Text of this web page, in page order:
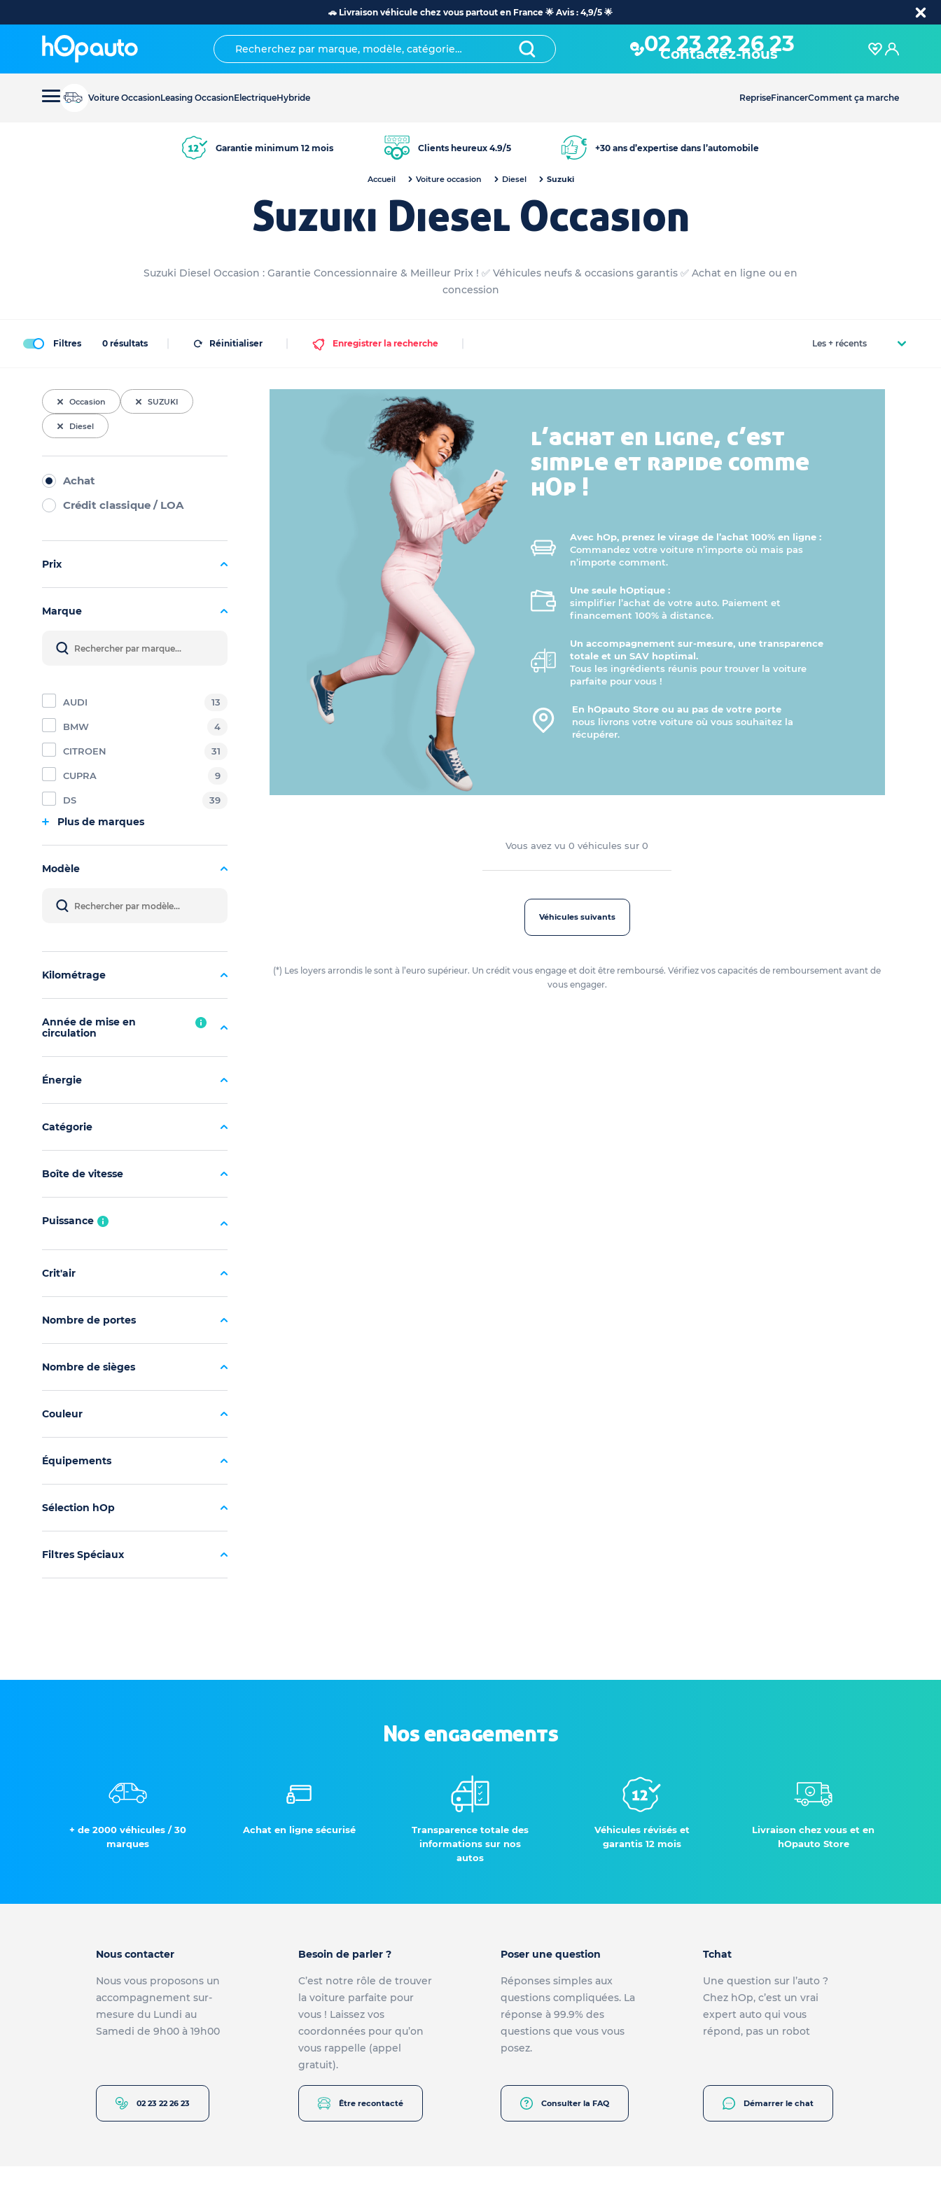
🚗 Livraison véhicule chez vous partout en France 🌟 Avis : 4,9/5 🌟
02 23 22 26 23
Contactez-nous
Voiture OccasionLeasing OccasionElectriqueHybride RepriseFinancerComment ça marche
Garantie minimum 12 mois Clients heureux 4.9/5 +30 ans d’expertise dans l’automobile
Accueil Voiture occasion Diesel Suzuki
Suzuki Diesel Occasion
Suzuki Diesel Occasion : Garantie Concessionnaire & Meilleur Prix ! ✅ Véhicules neufs & occasions garantis ✅ Achat en ligne ou en
concession
Filtres 0 résultats Réinitialiser Enregistrer la recherche
Occasion SUZUKI
Diesel
Achat
Crédit classique / LOA
Prix
Marque
AUDI 13
BMW 4
CITROEN 31
CUPRA 9
DS 39
Plus de marques
Modèle
Kilométrage
Année de mise en
circulation
Énergie
Catégorie
Boîte de vitesse
Puissance
Crit'air
Nombre de portes
Nombre de sièges
Couleur
Équipements
Sélection hOp
Filtres Spéciaux
l’achat en ligne, c’est
simple et rapide comme
hOp !
Avec hOp, prenez le virage de l’achat 100% en ligne :
Commandez votre voiture n’importe où mais pas
n’importe comment.
Une seule hOptique :
simplifier l’achat de votre auto. Paiement et
financement 100% à distance.
Un accompagnement sur-mesure, une transparence
totale et un SAV hoptimal.
Tous les ingrédients réunis pour trouver la voiture
parfaite pour vous !
En hOpauto Store ou au pas de votre porte
nous livrons votre voiture où vous souhaitez la
récupérer.
Vous avez vu 0véhicules sur0
Véhicules suivants
(*) Les loyers arrondis le sont à l’euro supérieur. Un crédit vous engage et doit être remboursé. Vérifiez vos capacités de remboursement avant de
vous engager.
Nos engagements
+ de 2000 véhicules / 30
marques
Achat en ligne sécurisé
Transparence totale des
informations sur nos
autos
Véhicules révisés et
garantis 12 mois
Livraison chez vous et en
hOpauto Store
Nous contacter
Nous vous proposons un
accompagnement sur-
mesure du Lundi au
Samedi de 9h00 à 19h00
02 23 22 26 23
Besoin de parler ?
C’est notre rôle de trouver
la voiture parfaite pour
vous ! Laissez vos
coordonnées pour qu’on
vous rappelle (appel
gratuit).
Être recontacté
Poser une question
Réponses simples aux
questions compliquées. La
réponse à 99.9% des
questions que vous vous
posez.
Consulter la FAQ
Tchat
Une question sur l’auto ?
Chez hOp, c’est un vrai
expert auto qui vous
répond, pas un robot
Démarrer le chat